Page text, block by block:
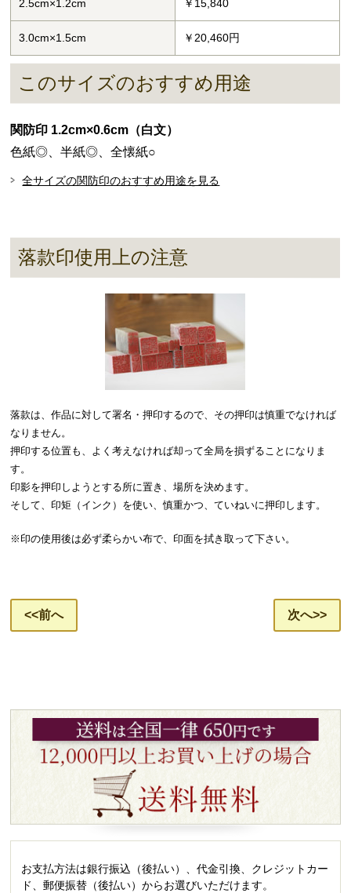
2.5cm×1.2cm ￥15,840
3.0cm×1.5cm ￥20,460円
このサイズのおすすめ用途
関防印 1.2cm×0.6cm（白文）
色紙◎、半紙◎、全懐紙○
全サイズの関防印のおすすめ用途を見る
落款印使用上の注意
落款は、作品に対して署名・押印するので、その押印は慎重でなければ
なりません。
押印する位置も、よく考えなければ却って全局を損ずることになりま
す。
印影を押印しようとする所に置き、場所を決めます。
そして、印矩（インク）を使い、慎重かつ、ていねいに押印します。
※印の使用後は必ず柔らかい布で、印面を拭き取って下さい。
<<前へ 次へ>>
お支払方法は銀行振込（後払い）、代金引換、クレジットカー
ド、郵便振替（後払い）からお選びいただけます。